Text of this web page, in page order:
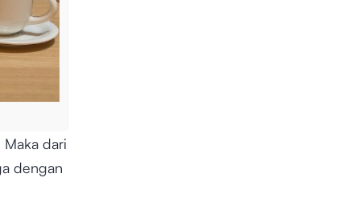
Maka dari
dengan